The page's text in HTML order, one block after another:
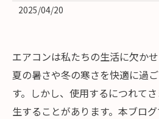
2025/04/20
エアコンは私たちの生活に欠か
夏の暑さや冬の寒さを快適に過
す。しかし、使用するにつれて
生することがあります。本ブロ